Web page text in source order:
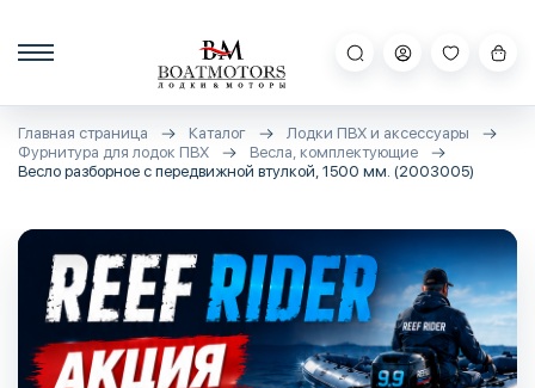
Главная страница Каталог
Лодки ПВХ и аксессуары
Фурнитура для лодок ПВХ
Весла, комплектующие
Весло разборное с передвижной втулкой, 1500 мм. (2003005)